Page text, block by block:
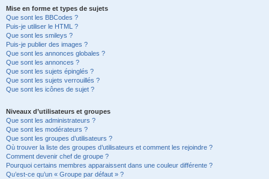
Mise en forme et types de sujets
Que sont les BBCodes ?
Puis-je utiliser le HTML ?
Que sont les smileys ?
Puis-je publier des images ?
Que sont les annonces globales ?
Que sont les annonces ?
Que sont les sujets épinglés ?
Que sont les sujets verrouillés ?
Que sont les icônes de sujet ?
Niveaux d’utilisateurs et groupes
Que sont les administrateurs ?
Que sont les modérateurs ?
Que sont les groupes d’utilisateurs ?
Où trouver la liste des groupes d’utilisateurs et comment les rejoindre ?
Comment devenir chef de groupe ?
Pourquoi certains membres apparaissent dans une couleur différente ?
Qu’est-ce qu’un « Groupe par défaut » ?